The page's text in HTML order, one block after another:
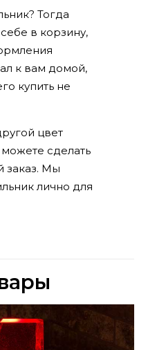
Тогда
в корзину,
к вам домой,
купить не
цвет
сделать
заказ. Мы
лично для